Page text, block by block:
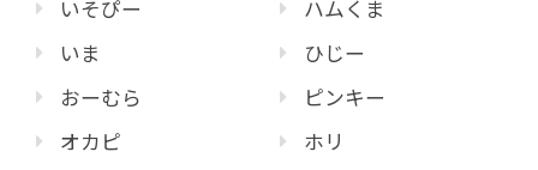
いそぴー
いま
おーむら
オカピ
ハムくま
ひじー
ピンキー
ホリ